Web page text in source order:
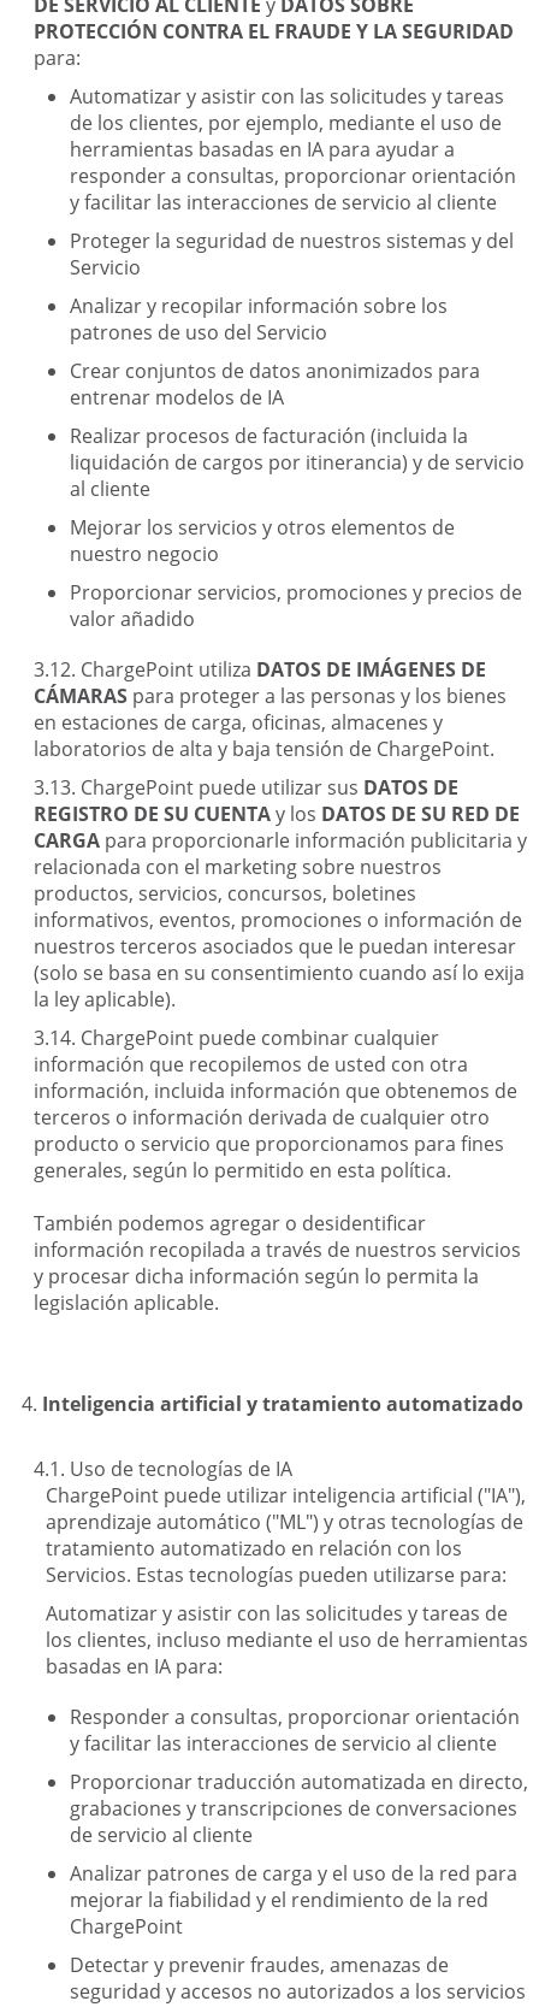
PROTECCIÓN CONTRA EL FRAUDE Y LA SEGURIDAD
para:
Automatizar y asistir con las solicitudes y tareas
de los clientes, por ejemplo, mediante el uso de
herramientas basadas en IA para ayudar a
responder a consultas, proporcionar orientación
y facilitar las interacciones de servicio al cliente
Proteger la seguridad de nuestros sistemas y del
Servicio
Analizar y recopilar información sobre los
patrones de uso del Servicio
Crear conjuntos de datos anonimizados para
entrenar modelos de IA
Realizar procesos de facturación (incluida la
liquidación de cargos por itinerancia) y de servicio
al cliente
Mejorar los servicios y otros elementos de
nuestro negocio
Proporcionar servicios, promociones y precios de
valor añadido
ChargePoint utiliza DATOS DE IMÁGENES DE
CÁMARAS para proteger a las personas y los bienes
en estaciones de carga, oficinas, almacenes y
laboratorios de alta y baja tensión de ChargePoint.
ChargePoint puede utilizar sus DATOS DE
REGISTRO DE SU CUENTAy los DATOS DE SU RED DE
CARGA para proporcionarle información publicitaria y
relacionada con el marketing sobre nuestros
productos, servicios, concursos, boletines
informativos, eventos, promociones o información de
nuestros terceros asociados que le puedan interesar
(solo se basa en su consentimiento cuando así lo exija
la ley aplicable).
ChargePoint puede combinar cualquier
información que recopilemos de usted con otra
información, incluida información que obtenemos de
terceros o información derivada de cualquier otro
producto o servicio que proporcionamos para fines
generales, según lo permitido en esta política.
También podemos agregar o desidentificar
información recopilada a través de nuestros servicios
y procesar dicha información según lo permita la
legislación aplicable.
Inteligencia artificial y tratamiento automatizado
Uso de tecnologías de IA
ChargePoint puede utilizar inteligencia artificial ("IA"),
aprendizaje automático ("ML") y otras tecnologías de
tratamiento automatizado en relación con los
Servicios. Estas tecnologías pueden utilizarse para:
Automatizar y asistir con las solicitudes y tareas de
los clientes, incluso mediante el uso de herramientas
basadas en IA para:
Responder a consultas, proporcionar orientación
y facilitar las interacciones de servicio al cliente
Proporcionar traducción automatizada en directo,
grabaciones y transcripciones de conversaciones
de servicio al cliente
Analizar patrones de carga y el uso de la red para
mejorar la fiabilidad y el rendimiento de la red
ChargePoint
Detectar y prevenir fraudes, amenazas de
seguridad y accesos no autorizados a los servicios